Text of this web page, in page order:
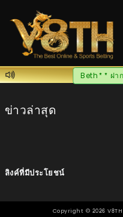
Beth** ฝาก
ข่าวล่าสุด
ลิงค์ที่มีประโยชน์
Copyright © 2026